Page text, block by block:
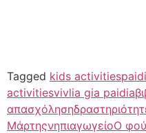
Tagged kids activities
activitiesvivlia gia paidia
απασχόληση
ΜάρτηςνηπιαγωγείοΟ